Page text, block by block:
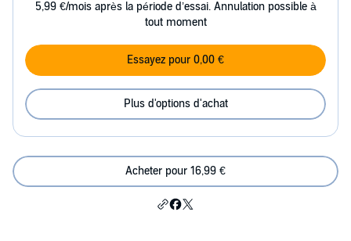
5,99 €/mois après la période d’essai. Annulation possible à
tout moment
Essayez pour 0,00 €
Plus d'options d'achat
Acheter pour 16,99 €